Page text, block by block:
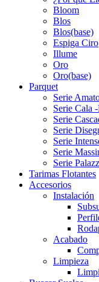
Bloom
Blos
Blos(base)
Espiga Ciro
Illume
Oro
Oro(base)
Parquet
Serie
Serie Cala
Serie
Serie
Serie
Serie
Serie
Tarimas Flotantes
Accesorios
Instalación
Acabado
Limpieza